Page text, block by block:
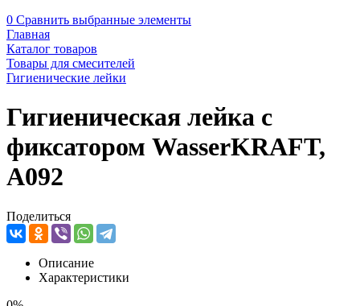
0 Сравнить выбранные элементы
Главная
Каталог товаров
Товары для смесителей
Гигиенические лейки
Гигиеническая лейка с
фиксатором WasserKRAFT,
A092
Поделиться
Описание
Характеристики